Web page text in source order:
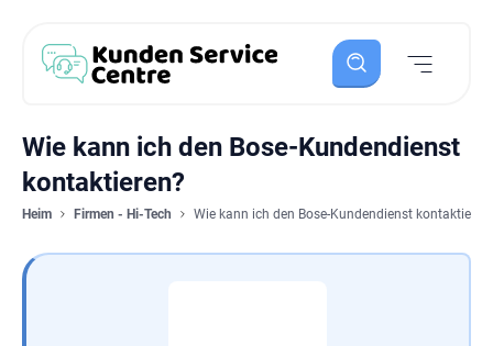
Wie kann ich den Bose-Kundendienst
kontaktieren?
Heim Firmen - Hi-Tech Wie kann ich den Bose-Kundendienst